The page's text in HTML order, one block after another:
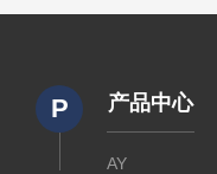
P 产品中心
AY